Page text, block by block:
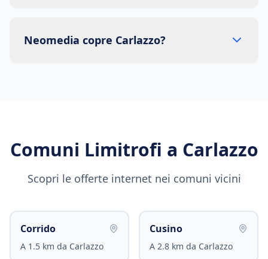
Neomedia copre Carlazzo?
Comuni Limitrofi a Carlazzo
Scopri le offerte internet nei comuni vicini
Corrido
A 1.5 km da Carlazzo
Cusino
A 2.8 km da Carlazzo